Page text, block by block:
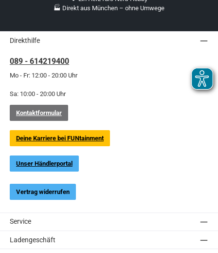
🏭 Direkt aus München – ohne Umwege
Direkthilfe
089 - 614219400
Mo - Fr: 12:00 - 20:00 Uhr
Sa: 10:00 - 20:00 Uhr
Kontaktformular
Deine Karriere bei FUNtainment
Unser Händlerportal
Vertrag widerrufen
Service
Ladengeschäft